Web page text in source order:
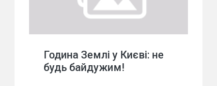
Година Землі у Києві: не
будь байдужим!